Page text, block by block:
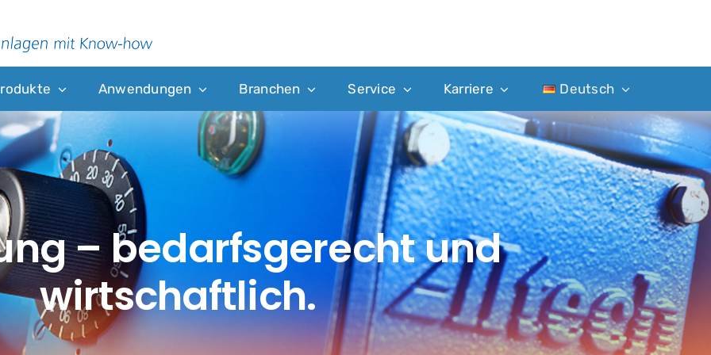
Anwendungen Branchen Service Karriere Deutsch
– bedarfsgerecht und
wirtschaftlich.